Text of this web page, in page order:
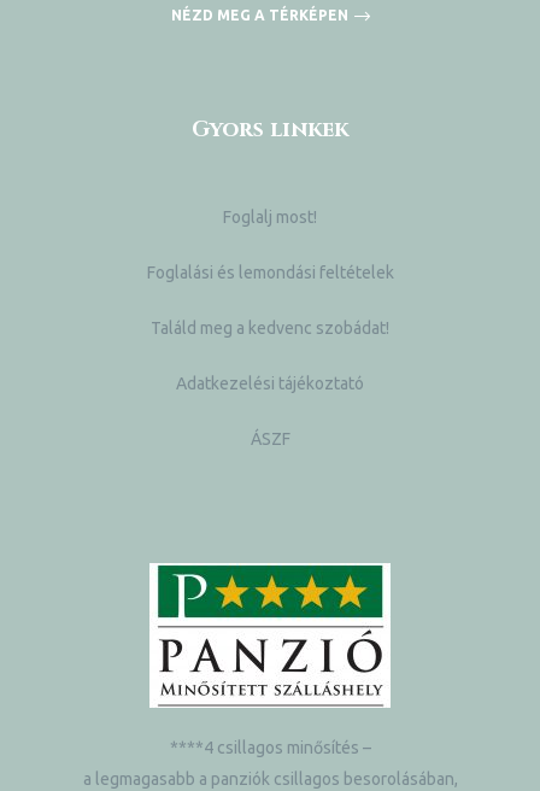
NÉZD MEG A TÉRKÉPEN
Gyors linkek
Foglalj most!
Foglalási és lemondási feltételek
Találd meg a kedvenc szobádat!
Adatkezelési tájékoztató
ÁSZF
****4 csillagos minősítés –
a legmagasabb a panziók csillagos besorolásában,